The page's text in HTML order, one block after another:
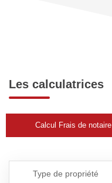
Les calculatrices
Calcul Frais de notaire